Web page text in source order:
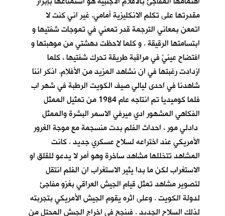
مقدرتها على تكلم الانكليزية أمامي. غير اني كنت لا
اتمعن بمعاني الترجمة قدر تمعني في تموجات شفتيها و
ابتسامتها الرقيقة . و كلما لاحظت دهشتي من موهبتها و
افتضاح عينيّ في مراقبة طريقة تحرك شفتيها ، كلما
ازدادت رغبتها في ان نشاهد المزيد من الأفلام. اذكر اننا
شاهدنا في احدى ليالي صيف الكويت الرطبة في شهر اب
فلما كوميديا تم انتاجه عام 1984 من تمثيل الممثل
الفكاهي المشهور ادي ميرفي الاسمر البشرة والممثل
دادلي مور ، احداث الفلم بدت منسجمة مع موجة الغرور
الأمريكي عند اختراعه لسلاح عسكري جديد . كانت
المشاهد تتخللها مشاهد ساخرة وهو أمر لا يدعو للقلق او
الاستغراب لكن ما بدا يثير الاستغراب ان الفلم انتقل
لتصوير مشاهد تمثل قيام الجيش العراقي بغزو مفاجئ
لدولة الكويت . وعلى اثره يقوم الجيش الأمريكي بتجربته
لذلك السلاح الجديد . فينجح في اخراج الجيش المحتل من